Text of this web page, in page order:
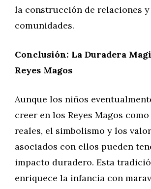
la construcción de relaciones y
comunidades.
Conclusión: La Duradera
Reyes Magos
Aunque los niños
creer en los Reyes Magos
reales, el simbolismo y los
asociados con ellos pueden
impacto duradero. Esta
enriquece la infancia con